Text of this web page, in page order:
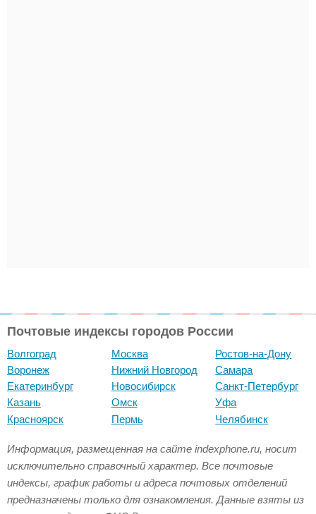
Почтовые индексы городов России
Волгоград
Воронеж
Екатеринбург
Казань
Красноярск
Москва
Нижний Новгород
Новосибирск
Омск
Пермь
Ростов-на-Дону
Самара
Санкт-Петербург
Уфа
Челябинск
Информация, размещенная на сайте indexphone.ru, носит
исключительно справочный характер. Все почтовые
индексы, график работы и адреса почтовых отделений
предназначены только для ознакомления. Данные взяты из